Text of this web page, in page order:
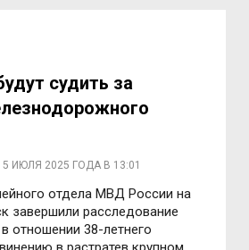
судить за
5 ИЮЛЯ 2025 ГОДА В 13:01
отдела МВД России на
завершили расследование
отношении 38-летнего